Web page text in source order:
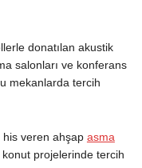
donatılan akustik
salonları ve konferans
mekanlarda tercih
his veren ahşap asma
projelerinde tercih